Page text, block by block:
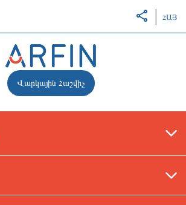
ՀԱՅ
Վարկային Հաշվիչ